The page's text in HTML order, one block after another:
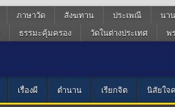
ภาษาวัด สังฆทาน ประเพณี นา
ธรรมะคุ้มครอง วัดในต่างประเทศ พ
เรื่องผี ตำนาน เรียกจิต นิสัยใจ